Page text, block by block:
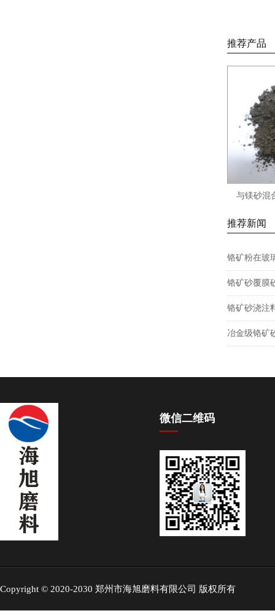
推荐产品
与镁砂混
推荐新闻
铬矿粉在玻
铬矿砂覆膜
铬矿砂浇注
冶金级铬矿
微信二维码
Copyright © 2020-2030 郑州市海旭磨料有限公司 版权所有